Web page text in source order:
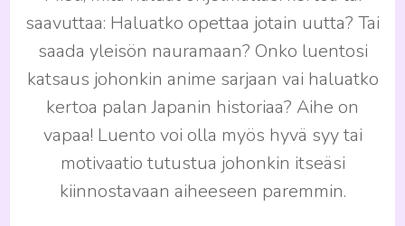
saavuttaa: Haluatko opettaa jotain uutta? Tai
saada yleisön nauramaan? Onko luentosi
katsaus johonkin anime sarjaan vai haluatko
kertoa palan Japanin historiaa? Aihe on
vapaa! Luento voi olla myös hyvä syy tai
motivaatio tutustua johonkin itseäsi
kiinnostavaan aiheeseen paremmin.